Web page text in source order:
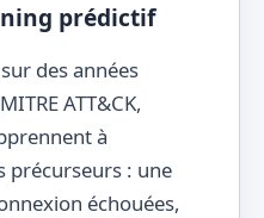
prédictif
des années
ATT&CK,
à
précurseurs : une
échouées,